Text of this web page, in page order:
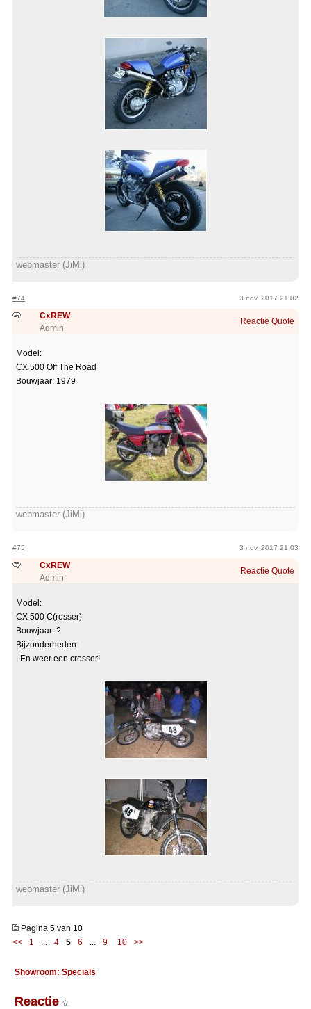
webmaster (JiMi)
#74 3 nov. 2017 21:02
CxREW
Admin
Reactie Quote
Model:
CX 500 Off The Road
Bouwjaar: 1979
webmaster (JiMi)
#75 3 nov. 2017 21:03
CxREW
Admin
Reactie Quote
Model:
CX 500 C(rosser)
Bouwjaar: ?
Bijzonderheden:
..En weer een crosser!
webmaster (JiMi)
Pagina 5 van 10
<<
1 ... 4 5 6 ... 9 10 >>
Showroom: Specials
Reactie